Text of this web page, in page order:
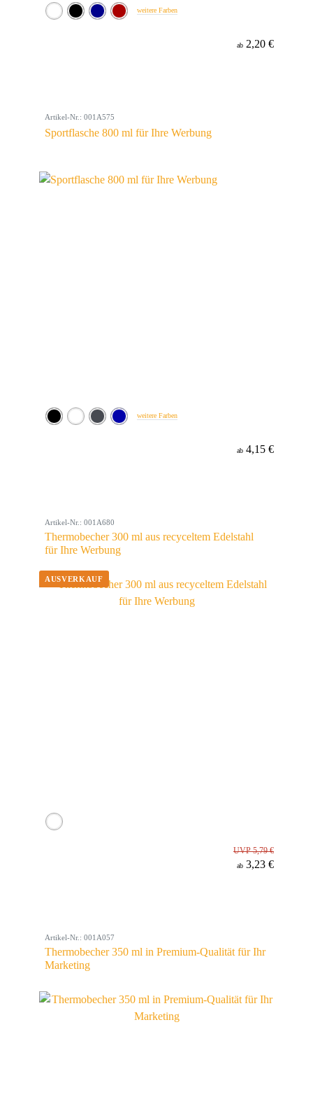
weitere Farben
ab 2,20 €
Artikel-Nr.: 001A575
Sportflasche 800 ml für Ihre Werbung
weitere Farben
ab 4,15 €
Artikel-Nr.: 001A680
Thermobecher 300 ml aus recyceltem Edelstahl
für Ihre Werbung
UVP 5,79 €
ab 3,23 €
Artikel-Nr.: 001A057
Thermobecher 350 ml in Premium-Qualität für Ihr
Marketing